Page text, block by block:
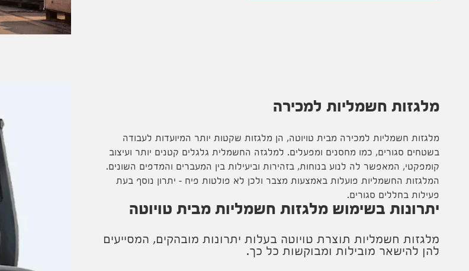
מלגזות חשמליות למכירה
מלגזות חשמליות למכירה מבית טויוטה, הן מלגזות שקטות יותר המיועדות לעבודה
בשטחים סגורים, כמו מחסנים ומפעלים. למלגזה החשמלית גלגלים קטנים יותר ועיצוב
קומפקטי, המאפשר לה לנוע בנוחות, בזהירות וביעילות בין המעברים והמדפים השונים.
המלגזות החשמליות פועלות באמצעות מצבר ולכן לא פולטות פיח – יתרון נוסף בעת
פעילות בחללים סגורים.
יתרונות בשימוש מלגזות חשמליות מבית טויוטה
מלגזות חשמליות תוצרת טויוטה בעלות יתרונות מובהקים, המסייעים
להן להישאר מובילות ומבוקשות כל כך.